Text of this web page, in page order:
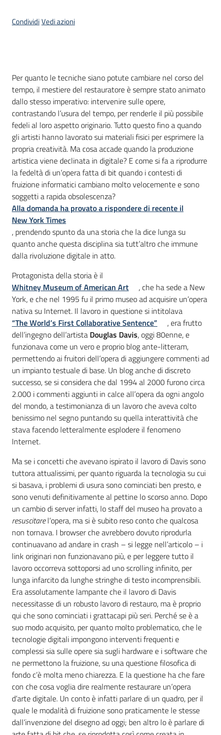
su
CondividiVedi azioni
Introduzione
Per quanto le tecniche siano potute cambiare nel corso del
tempo, il mestiere del restauratore è sempre stato animato
dallo stesso imperativo: intervenire sulle opere,
contrastando l’usura del tempo, per renderle il più possibile
fedeli al loro aspetto originario. Tutto questo fino a quando
gli artisti hanno lavorato sui materiali fisici per esprimere la
propria creatività. Ma cosa accade quando la produzione
artistica viene declinata in digitale? E come si fa a riprodurre
la fedeltà di un’opera fatta di bit quando i contesti di
fruizione informatici cambiano molto velocemente e sono
soggetti a rapida obsolescenza?
Alla domanda ha provato a rispondere di recente il
New York Times
, prendendo spunto da una storia che la dice lunga su
quanto anche questa disciplina sia tutt’altro che immune
dalla rivoluzione digitale in atto.
Protagonista della storia è il
Whitney Museum of American Art
, che ha sede a New
York, e che nel 1995 fu il primo museo ad acquisire un’opera
nativa su Internet. Il lavoro in questione si intitolava
“The World’s First Collaborative Sentence”
, era frutto
dell’ingegno dell’artista Douglas Davis, oggi 80enne, e
funzionava come un vero e proprio blog ante-litteram,
permettendo ai fruitori dell’opera di aggiungere commenti ad
un impianto testuale di base. Un blog anche di discreto
successo, se si considera che dal 1994 al 2000 furono circa
2.000 i commenti aggiunti in calce all’opera da ogni angolo
del mondo, a testimonianza di un lavoro che aveva colto
benissimo nel segno puntando su quella interattività che
stava facendo letteralmente esplodere il fenomeno
Internet.
Ma se i concetti che avevano ispirato il lavoro di Davis sono
tuttora attualissimi, per quanto riguarda la tecnologia su cui
si basava, i problemi di usura sono cominciati ben presto, e
sono venuti definitivamente al pettine lo scorso anno. Dopo
un cambio di server infatti, lo staff del museo ha provato a
resuscitarel’opera, ma si è subito reso conto che qualcosa
non tornava. I browser che avrebbero dovuto riprodurla
continuavano ad andare in crash – si legge nell’articolo – i
link originari non funzionavano più, e per leggere tutto il
lavoro occorreva sottoporsi ad uno scrolling infinito, per
lunga infarcito da lunghe stringhe di testo incomprensibili.
Era assolutamente lampante che il lavoro di Davis
necessitasse di un robusto lavoro di restauro, ma è proprio
qui che sono cominciati i grattacapi più seri. Perché se è a
suo modo acquisito, per quanto molto problematico, che le
tecnologie digitali impongono interventi frequenti e
complessi sia sulle opere sia sugli hardware e i software che
ne permettono la fruizione, su una questione filosofica di
fondo c’è molta meno chiarezza. E la questione ha che fare
con che cosa voglia dire realmente restaurare un’opera
d’arte digitale. Un conto è infatti parlare di un quadro, per il
quale le modalità di fruizione sono praticamente le stesse
dall’invenzione del disegno ad oggi; ben altro lo è parlare di